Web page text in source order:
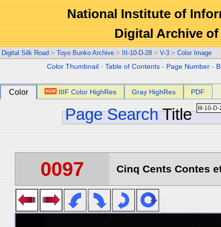
National Institute of
Digital Archive
Digital Silk Road > Toyo Bunko Archive > III-10-D-28 > V-3 > Color Image
Color Thumbnail -Table of Contents - Page Number -
Color IIIF Color HighRes Gray HighRes PDF
Page Search Title
0097 Cinq Cents Contes